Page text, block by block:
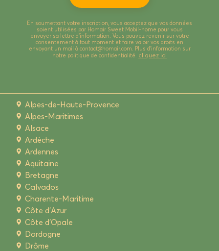
En soumettant votre inscription, vous acceptez que vos données
soient utilisées par Homair Sweet Mobil-home pour vous
envoyer sa lettre d’information. Vous pouvez revenir sur votre
consentement à tout moment et faire valoir vos droits en
envoyant un mail à contact@homair.com. Plus d’information sur
notre politique de confidentialité. cliquez ici
Alpes-de-Haute-Provence
Alpes-Maritimes
Alsace
Ardèche
Ardennes
Aquitaine
Bretagne
Calvados
Charente-Maritime
Côte d'Azur
Côte d'Opale
Dordogne
Drôme